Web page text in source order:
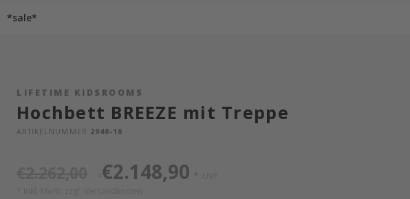
*sale*
LIFETIME KIDSROOMS
Hochbett BREEZE mit Treppe
ARTIKELNUMMER 2940-10
€2.148,90